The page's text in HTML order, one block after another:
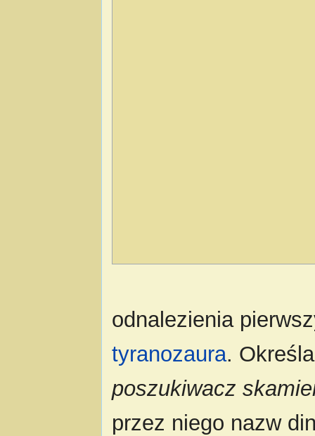
odnalezienia
tyranozaura.
poszukiwacz
przez niego nazw